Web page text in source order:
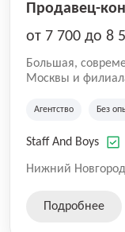
Продавец-
от 7 700 до 8
Большая,
Москвы и филиалами по всей России в нашей
Аутстаффинг и
вакансии, где не
Агентство Без
Staff And Boys
Нижний
Подробнее